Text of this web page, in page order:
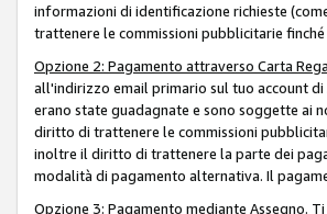
informazioni di identificazione richieste
trattenere le commissioni pubblicitarie
Opzione 2: Pagamento attraverso Carta
all'indirizzo email primario sul tuo account
erano state guadagnate e sono soggette ai
diritto di trattenere le commissioni
inoltre il diritto di trattenere la parte dei
modalità di pagamento alternativa. Il
Opzione 3: Pagamento mediante Assegno.